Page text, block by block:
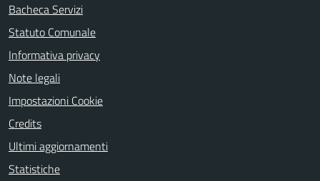
Bacheca Servizi
Statuto Comunale
Informativa privacy
Note legali
Impostazioni Cookie
Credits
Ultimi aggiornamenti
Statistiche